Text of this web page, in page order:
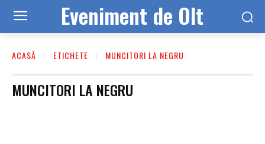
Eveniment de Olt
ACASĂ ETICHETE MUNCITORI LA NEGRU
MUNCITORI LA NEGRU